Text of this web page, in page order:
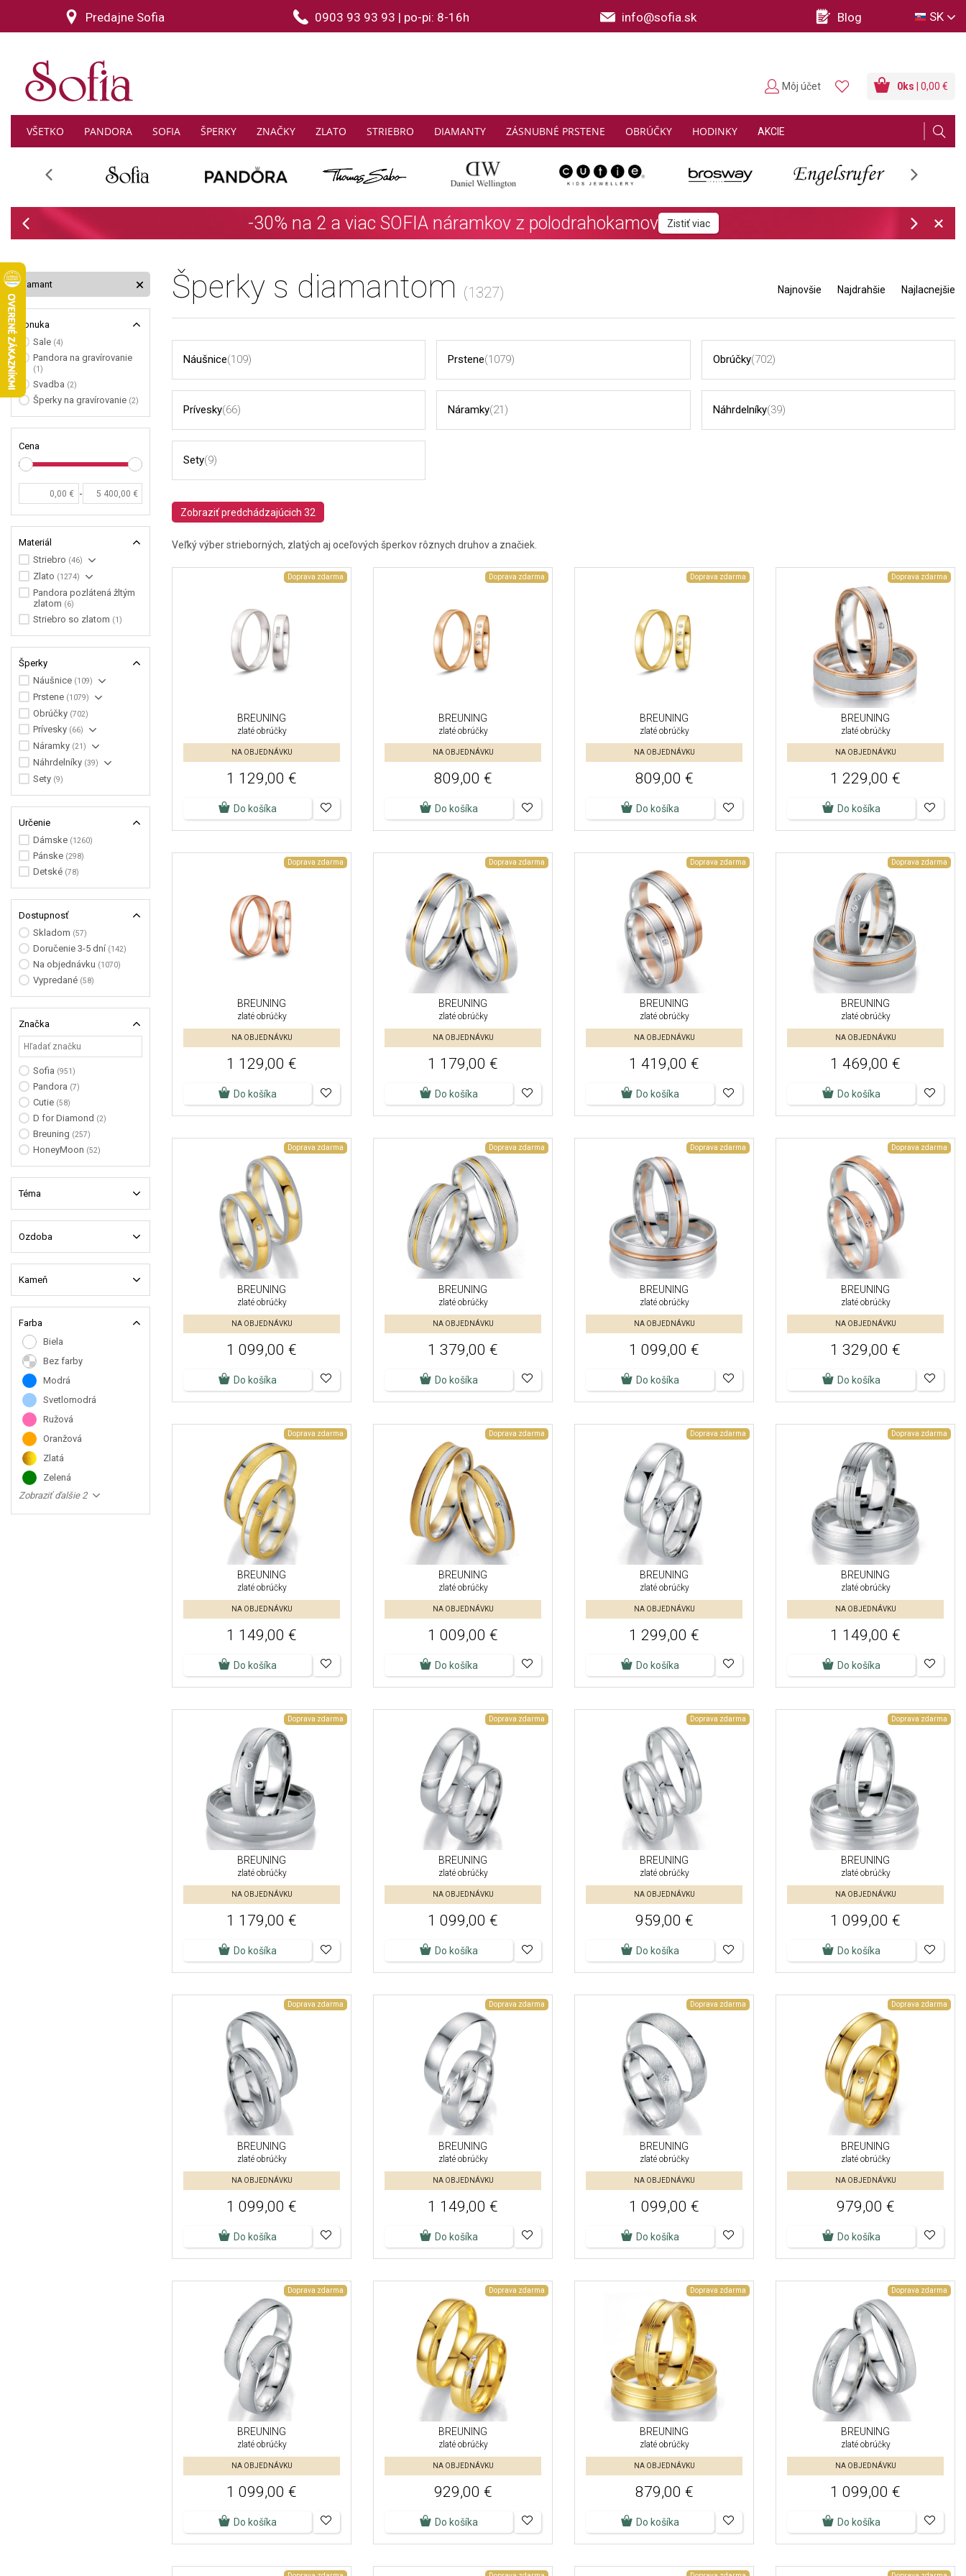
Predajne Sofia 0903 93 93 93 | po-pi: 8-16h info@sofia.sk Blog SK
VŠETKO PANDORA SOFIA ŠPERKY ZNAČKY ZLATO STRIEBRO DIAMANTY ZÁSNUBNÉ PRSTENE OBRÚČKY HODINKY AKCIE
0ks | 0,00 €
Môj účet
THOMAS SABO: Zbierajte a ušetrite Zistiť viac
Diamant
Ponuka
Sale (4)
Pandora na gravírovanie
(1)
Svadba (2)
Šperky na gravírovanie (2)
Cena
-
Materiál
Striebro (46)
Zlato (1274)
Pandora pozlátená žltým
zlatom (6)
Striebro so zlatom (1)
Šperky
Náušnice (109)
Prstene (1079)
Obrúčky (702)
Prívesky (66)
Náramky (21)
Náhrdelníky (39)
Sety (9)
Určenie
Dámske (1260)
Pánske (298)
Detské (78)
Dostupnosť
Skladom (57)
Doručenie 3-5 dní (142)
Na objednávku (1070)
Vypredané (58)
Značka
Sofia (951)
Pandora (7)
Cutie (58)
D for Diamond (2)
Breuning (257)
HoneyMoon (52)
Téma
Ozdoba
Kameň
Farba
Biela
Bez farby
Modrá
Svetlomodrá
Ružová
Oranžová
Zlatá
Zelená
Zobraziť ďalšie 2
Šperky s diamantom (1327) Najnovšie Najdrahšie Najlacnejšie
Náušnice(109) Prstene(1079) Obrúčky(702)
Prívesky(66) Náramky(21) Náhrdelníky(39)
Sety(9)
Zobraziť predchádzajúcich 32
Veľký výber strieborných, zlatých aj oceľových šperkov rôznych druhov a značiek.
Doprava zdarma
BREUNING
zlaté obrúčky
NA OBJEDNÁVKU
1 129,00 €
Do košíka
Doprava zdarma
BREUNING
zlaté obrúčky
NA OBJEDNÁVKU
809,00 €
Do košíka
Doprava zdarma
BREUNING
zlaté obrúčky
NA OBJEDNÁVKU
809,00 €
Do košíka
Doprava zdarma
BREUNING
zlaté obrúčky
NA OBJEDNÁVKU
1 229,00 €
Do košíka
Doprava zdarma
BREUNING
zlaté obrúčky
NA OBJEDNÁVKU
1 129,00 €
Do košíka
Doprava zdarma
BREUNING
zlaté obrúčky
NA OBJEDNÁVKU
1 179,00 €
Do košíka
Doprava zdarma
BREUNING
zlaté obrúčky
NA OBJEDNÁVKU
1 419,00 €
Do košíka
Doprava zdarma
BREUNING
zlaté obrúčky
NA OBJEDNÁVKU
1 469,00 €
Do košíka
Doprava zdarma
BREUNING
zlaté obrúčky
NA OBJEDNÁVKU
1 099,00 €
Do košíka
Doprava zdarma
BREUNING
zlaté obrúčky
NA OBJEDNÁVKU
1 379,00 €
Do košíka
Doprava zdarma
BREUNING
zlaté obrúčky
NA OBJEDNÁVKU
1 099,00 €
Do košíka
Doprava zdarma
BREUNING
zlaté obrúčky
NA OBJEDNÁVKU
1 329,00 €
Do košíka
Doprava zdarma
BREUNING
zlaté obrúčky
NA OBJEDNÁVKU
1 149,00 €
Do košíka
Doprava zdarma
BREUNING
zlaté obrúčky
NA OBJEDNÁVKU
1 009,00 €
Do košíka
Doprava zdarma
BREUNING
zlaté obrúčky
NA OBJEDNÁVKU
1 299,00 €
Do košíka
Doprava zdarma
BREUNING
zlaté obrúčky
NA OBJEDNÁVKU
1 149,00 €
Do košíka
Doprava zdarma
BREUNING
zlaté obrúčky
NA OBJEDNÁVKU
1 179,00 €
Do košíka
Doprava zdarma
BREUNING
zlaté obrúčky
NA OBJEDNÁVKU
1 099,00 €
Do košíka
Doprava zdarma
BREUNING
zlaté obrúčky
NA OBJEDNÁVKU
959,00 €
Do košíka
Doprava zdarma
BREUNING
zlaté obrúčky
NA OBJEDNÁVKU
1 099,00 €
Do košíka
Doprava zdarma
BREUNING
zlaté obrúčky
NA OBJEDNÁVKU
1 099,00 €
Do košíka
Doprava zdarma
BREUNING
zlaté obrúčky
NA OBJEDNÁVKU
1 149,00 €
Do košíka
Doprava zdarma
BREUNING
zlaté obrúčky
NA OBJEDNÁVKU
1 099,00 €
Do košíka
Doprava zdarma
BREUNING
zlaté obrúčky
NA OBJEDNÁVKU
979,00 €
Do košíka
Doprava zdarma
BREUNING
zlaté obrúčky
NA OBJEDNÁVKU
1 099,00 €
Do košíka
Doprava zdarma
BREUNING
zlaté obrúčky
NA OBJEDNÁVKU
929,00 €
Do košíka
Doprava zdarma
BREUNING
zlaté obrúčky
NA OBJEDNÁVKU
879,00 €
Do košíka
Doprava zdarma
BREUNING
zlaté obrúčky
NA OBJEDNÁVKU
1 099,00 €
Do košíka